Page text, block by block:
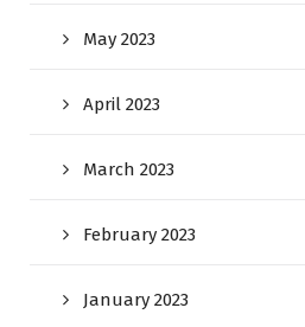
May 2023
April 2023
March 2023
February 2023
January 2023